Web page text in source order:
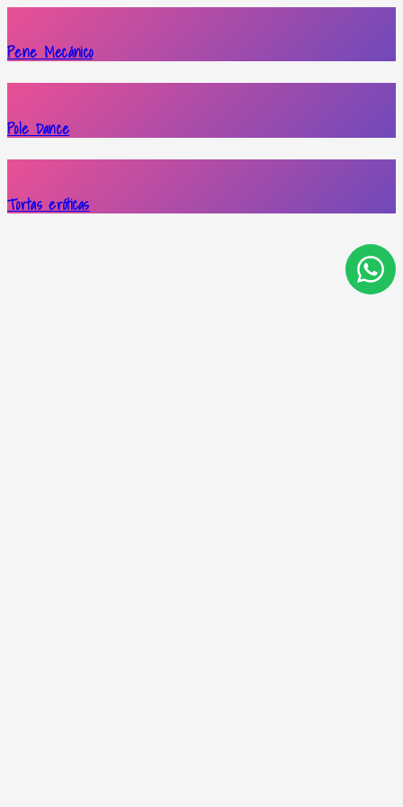
Pene Mecánico
Pole Dance
Tortas eróticas